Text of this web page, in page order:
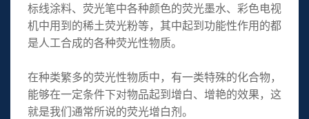
标线涂料、荧光笔中各种颜色的荧光墨水、彩色电视
机中用到的稀土荧光粉等，其中起到功能性作用的都
是人工合成的各种荧光性物质。
在种类繁多的荧光性物质中，有一类特殊的化合物，
能够在一定条件下对物品起到增白、增艳的效果，这
就是我们通常所说的荧光增白剂。